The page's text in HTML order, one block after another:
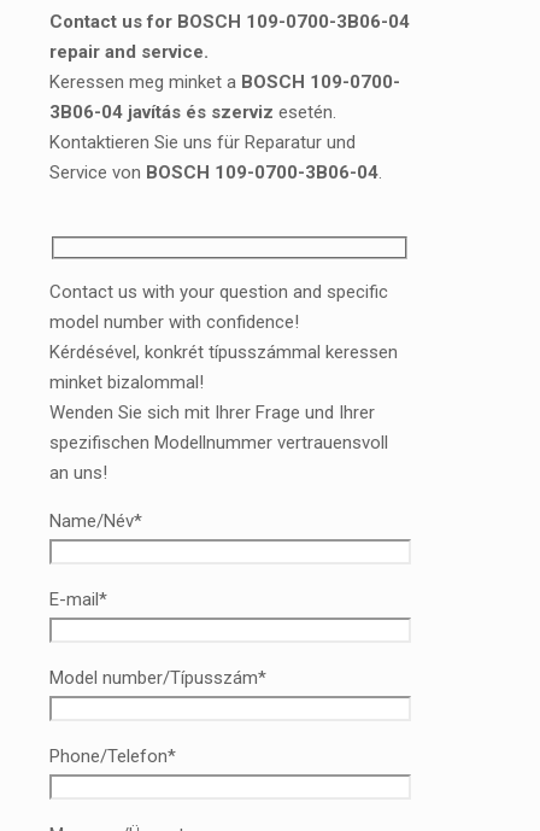
Contact us for BOSCH 109-0700-3B06-04
repair and service.
Keressen meg minket a BOSCH 109-0700-
3B06-04 javítás és szerviz esetén.
Kontaktieren Sie uns für Reparatur und
Service von BOSCH 109-0700-3B06-04.
Contact us with your question and specific
model number with confidence!
Kérdésével, konkrét típusszámmal keressen
minket bizalommal!
Wenden Sie sich mit Ihrer Frage und Ihrer
spezifischen Modellnummer vertrauensvoll
an uns!
Name/Név*
E-mail*
Model number/Típusszám*
Phone/Telefon*